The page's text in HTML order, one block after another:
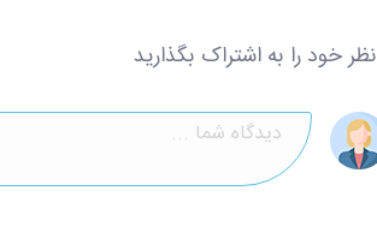
نظر خود را به اشتراک بگذارید